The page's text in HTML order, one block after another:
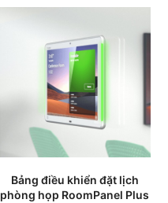
Bảng điều khiển đặt lịch
phòng họp RoomPanel Plus